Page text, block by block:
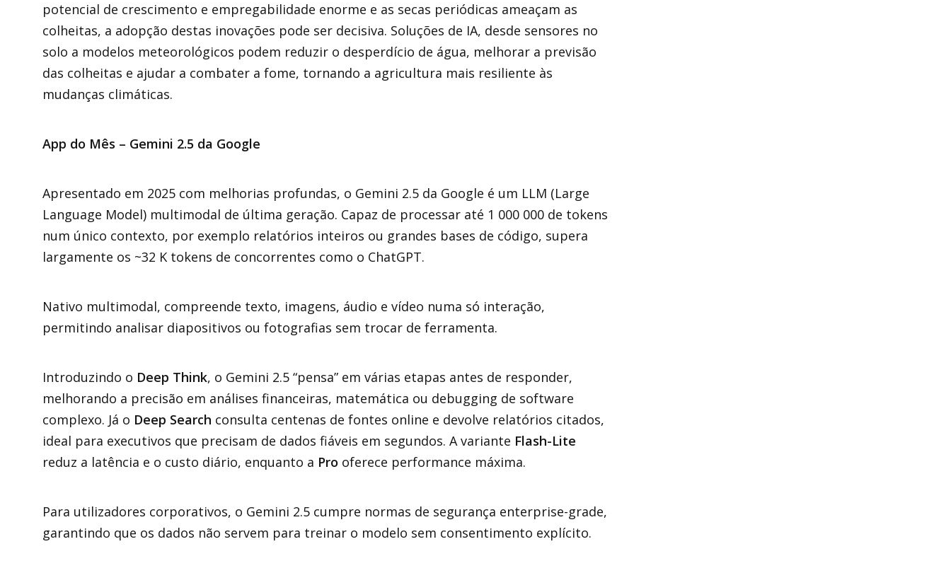
potencial de crescimento e empregabilidade enorme e as secas periódicas ameaçam as
colheitas, a adopção destas inovações pode ser decisiva. Soluções de IA, desde sensores no
solo a modelos meteorológicos podem reduzir o desperdício de água, melhorar a previsão
das colheitas e ajudar a combater a fome, tornando a agricultura mais resiliente às
mudanças climáticas.
App do Mês – Gemini 2.5 da Google
Apresentado em 2025 com melhorias profundas, o Gemini 2.5 da Google é um LLM (Large
Language Model) multimodal de última geração. Capaz de processar até 1 000 000 de tokens
num único contexto, por exemplo relatórios inteiros ou grandes bases de código, supera
largamente os ~32 K tokens de concorrentes como o ChatGPT.
Nativo multimodal, compreende texto, imagens, áudio e vídeo numa só interação,
permitindo analisar diapositivos ou fotografias sem trocar de ferramenta.
Introduzindo o Deep Think, o Gemini 2.5 “pensa” em várias etapas antes de responder,
melhorando a precisão em análises financeiras, matemática ou debugging de software
complexo. Já o Deep Search consulta centenas de fontes online e devolve relatórios citados,
ideal para executivos que precisam de dados fiáveis em segundos. A variante Flash-Lite
reduz a latência e o custo diário, enquanto a Pro oferece performance máxima.
Para utilizadores corporativos, o Gemini 2.5 cumpre normas de segurança enterprise-grade,
garantindo que os dados não servem para treinar o modelo sem consentimento explícito.